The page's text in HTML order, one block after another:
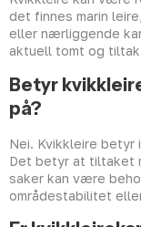
det finnes marin
eller nærliggende
aktuell tomt og
Betyr
på?
Nei. Kvikkleire betyr
Det betyr at tiltaket
saker kan være
områdestabilitet